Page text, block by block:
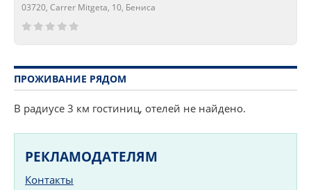
03720, Carrer Mitgeta, 10, Бениса
Сейчас открыто!
Сейчас закрыто!
ПРОЖИВАНИЕ РЯДОМ
В радиусе 3 км гостиниц, отелей не найдено.
РЕКЛАМОДАТЕЛЯМ
Контакты